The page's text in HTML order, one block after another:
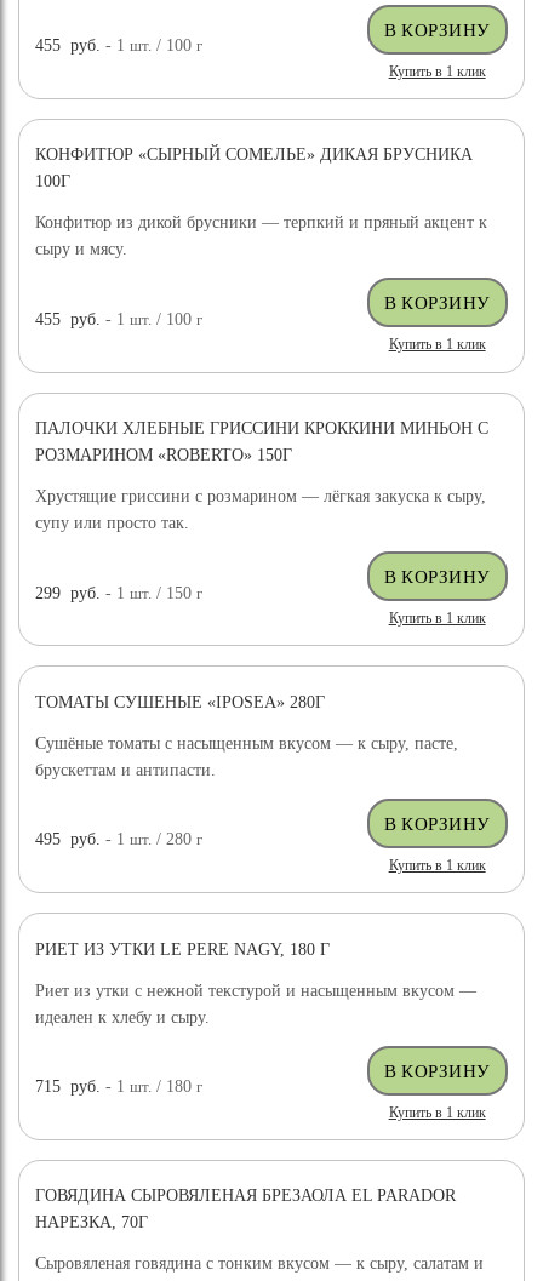
455 руб. - 1шт. / 100г
Купить в 1 клик
КОНФИТЮР «СЫРНЫЙ СОМЕЛЬЕ» ДИКАЯ БРУСНИКА
100Г
Конфитюр из дикой брусники — терпкий и пряный акцент к
сыру и мясу.
455 руб. - 1шт. / 100г
Купить в 1 клик
ПАЛОЧКИ ХЛЕБНЫЕ ГРИССИНИ КРОККИНИ МИНЬОН С
РОЗМАРИНОМ «ROBERTO» 150Г
Хрустящие гриссини с розмарином — лёгкая закуска к сыру,
супу или просто так.
299 руб. - 1шт. / 150г
Купить в 1 клик
ТОМАТЫ СУШЕНЫЕ «IPOSEA» 280Г
Сушёные томаты с насыщенным вкусом — к сыру, пасте,
брускеттам и антипасти.
495 руб. - 1шт. / 280г
Купить в 1 клик
РИЕТ ИЗ УТКИ LE PERE NAGY, 180 Г
Риет из утки с нежной текстурой и насыщенным вкусом —
идеален к хлебу и сыру.
715 руб. - 1шт. / 180г
Купить в 1 клик
ГОВЯДИНА СЫРОВЯЛЕНАЯ БРЕЗАОЛА EL PARADOR
НАРЕЗКА, 70Г
Сыровяленая говядина с тонким вкусом — к сыру, салатам и